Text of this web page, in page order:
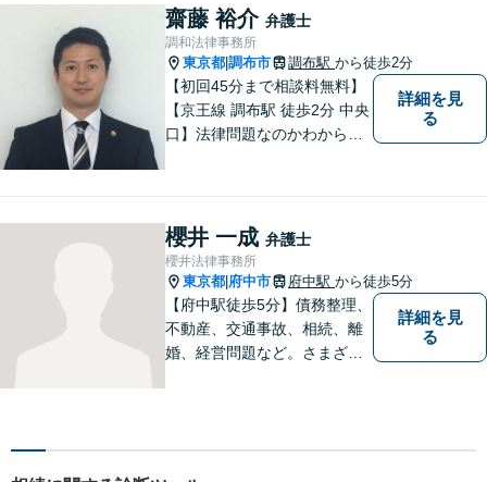
安」を「安心」に変えられる
よう尽力いたします。
齋藤 裕介 弁護士
調和法律事務所
東京都 調布市 調布駅 から徒歩2分
【初回45分まで相談料無料】
【京王線 調布駅 徒歩2分 中央
口】法律問題なのかわからな
能です。 おひとりで悩まず、
まずはご相談ください。
詳細を見
る
櫻井 一成 弁護士
櫻井法律事務所
東京都 府中市 府中駅 から徒歩5分
【府中駅徒歩5分】債務整理、
不動産、交通事故、相続、離
婚、経営問題など。さまざま
アリングし、あらゆる観点か
詳細を見
る